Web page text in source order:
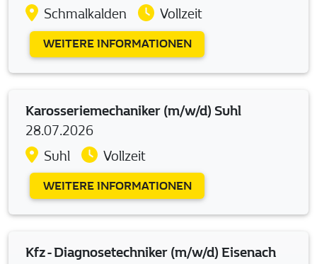
Schmalkalden
Vollzeit
WEITERE INFORMATIONEN
Karosseriemechaniker (m/w/d) Suhl
28.07.2026
Suhl
Vollzeit
WEITERE INFORMATIONEN
Kfz - Diagnosetechniker (m/w/d) Eisenach